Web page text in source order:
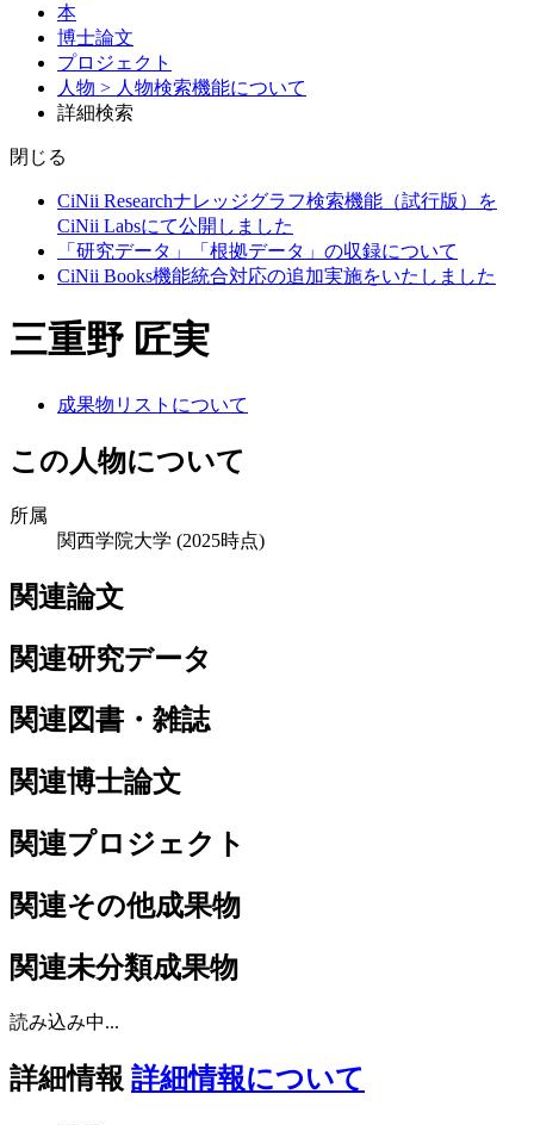
本
博士論文
プロジェクト
人物 > 人物検索機能について
詳細検索
閉じる
CiNii Researchナレッジグラフ検索機能（試行版）を
CiNii Labsにて公開しました
「研究データ」「根拠データ」の収録について
CiNii Books機能統合対応の追加実施をいたしました
三重野 匠実
成果物リストについて
この人物について
所属
関西学院大学 (2025時点)
関連論文
関連研究データ
関連図書・雑誌
関連博士論文
関連プロジェクト
関連その他成果物
関連未分類成果物
読み込み中...
詳細情報 詳細情報について